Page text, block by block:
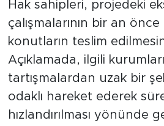
Hak sahipleri, projedeki
çalışmalarının bir an
konutların teslim
Açıklamada, ilgili
tartışmalardan uzak bir
odaklı hareket ederek
hızlandırılması yönünde